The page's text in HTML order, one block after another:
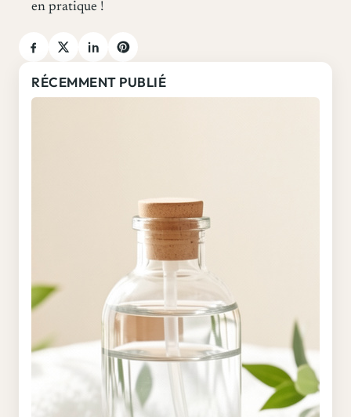
en pratique !
RÉCEMMENT PUBLIÉ